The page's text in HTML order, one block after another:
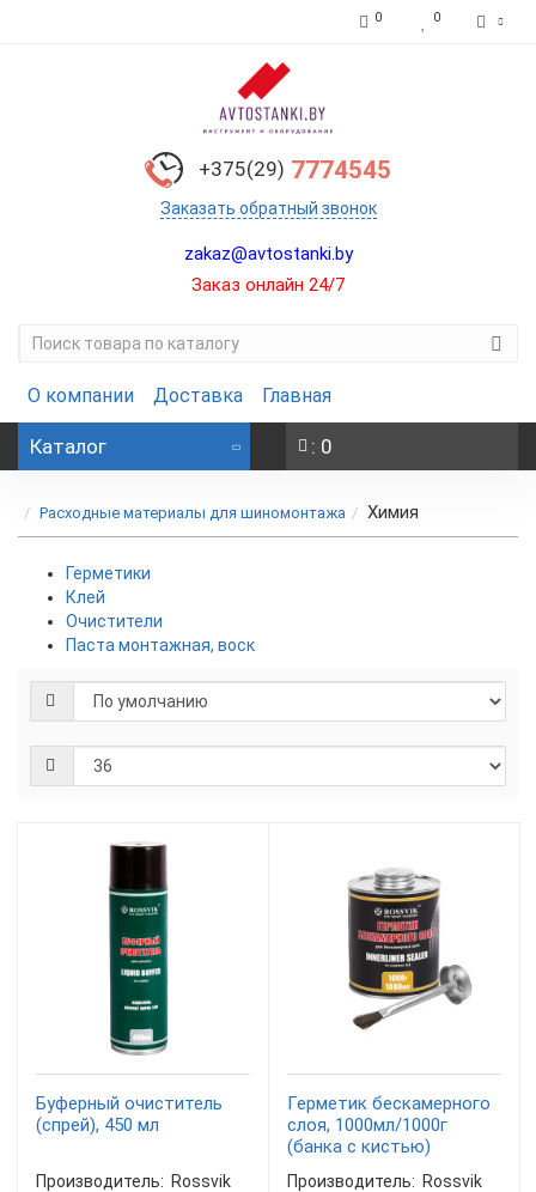
0 0
+375(29) 7774545
Заказать обратный звонок
zakaz@avtostanki.by
Заказ онлайн 24/7
О компании Доставка Главная
Каталог : 0
Расходные материалы для шиномонтажа Химия
Герметики
Клей
Очистители
Паста монтажная, воск
Буферный очиститель
(спрей), 450 мл
Производитель: Rossvik
Герметик бескамерного
слоя, 1000мл/1000г
(банка с кистью)
Производитель: Rossvik